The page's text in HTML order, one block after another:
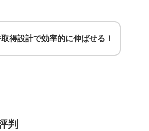
得設計で効率的に伸ばせる！
判